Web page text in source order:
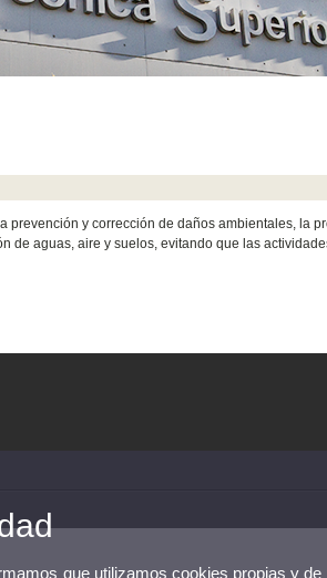
y corrección de daños ambientales, la
de aguas, aire y suelos, evitando que las
que utilizamos cookies propias y